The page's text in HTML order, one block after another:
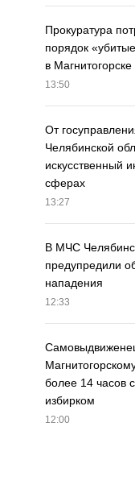
Прокуратура
порядок
в Магнитогорске
13:50
От
Челябинской
искусственный
сферах
13:27
В МЧС
предупредили
нападения
12:33
более 14 часов
избирком
12:00